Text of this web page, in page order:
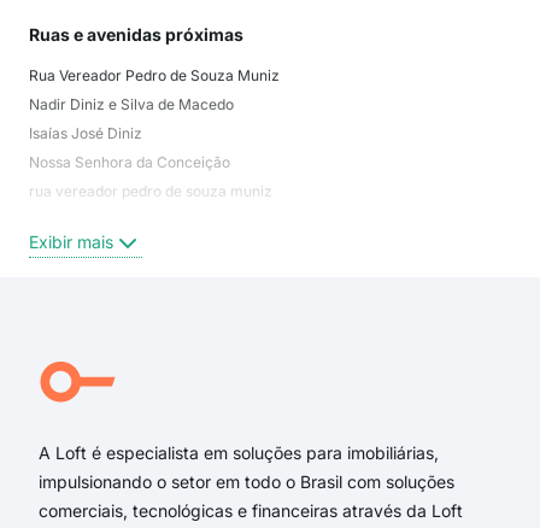
Ruas e avenidas próximas
Rua Vereador Pedro de Souza Muniz
Nadir Diniz e Silva de Macedo
Isaías José Diniz
Nossa Senhora da Conceição
rua vereador pedro de souza muniz
Rua Jandira Chaves Diniz
Rua Juracy da Silva Diniz
Rua Antônio Barbosa de Oliveira Filho
Exibir mais
A Loft é especialista em soluções para imobiliárias,
impulsionando o setor em todo o Brasil com soluções
comerciais, tecnológicas e financeiras através da Loft